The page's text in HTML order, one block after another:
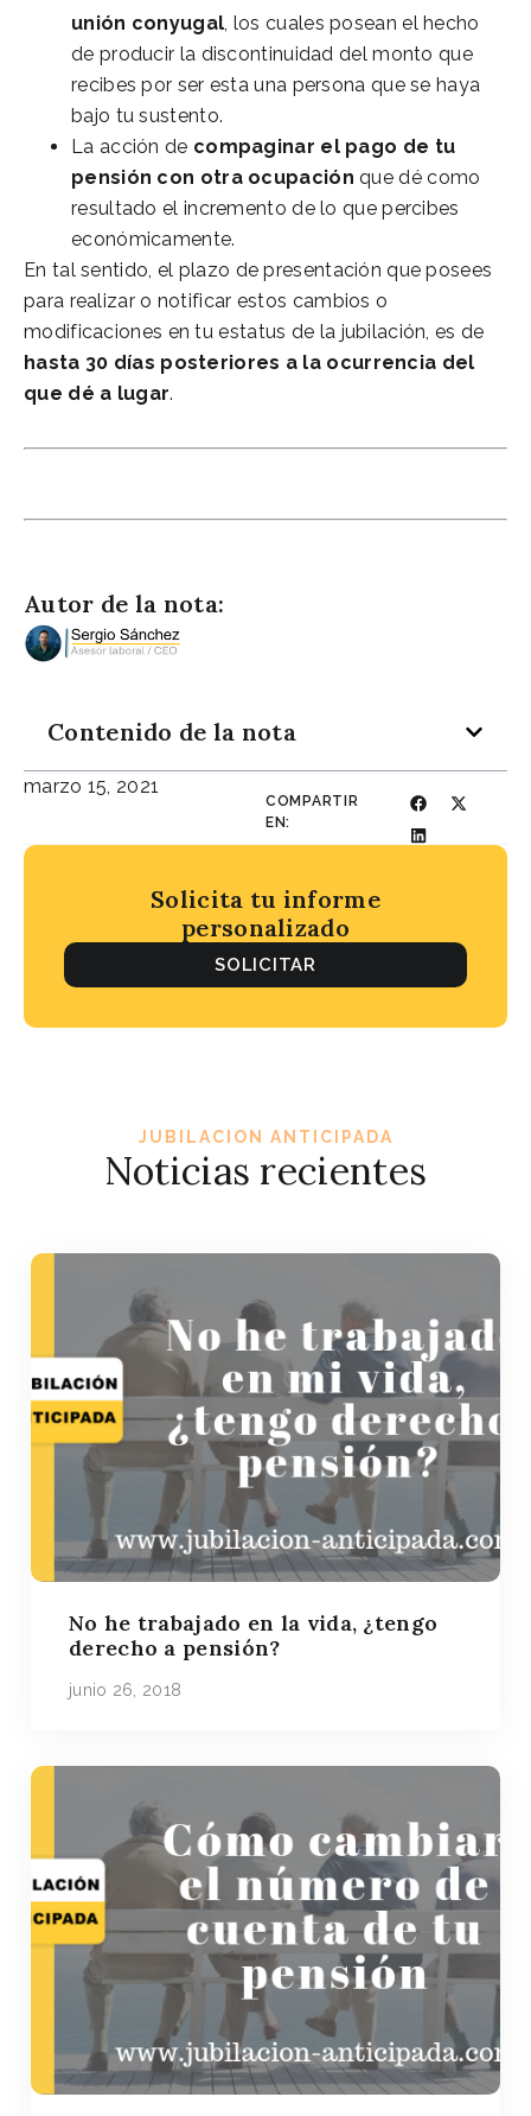
unión conyugal, los cuales posean el hecho
de producir la discontinuidad del monto que
recibes por ser esta una persona que se haya
bajo tu sustento.
La acción de compaginar el pago de tu
pensión con otra ocupación que dé como
resultado el incremento de lo que percibes
económicamente.
En tal sentido, el plazo de presentación que posees
para realizar o notificar estos cambios o
modificaciones en tu estatus de la jubilación, es de
hasta 30 días posteriores a la ocurrencia del
que dé a lugar.
Autor de la nota:
Contenido de la nota
marzo 15, 2021
COMPARTIR
EN:
Solicita tu informe
personalizado
SOLICITAR
JUBILACION ANTICIPADA
Noticias recientes
No he trabajado en la vida, ¿tengo
derecho a pensión?
junio 26, 2018